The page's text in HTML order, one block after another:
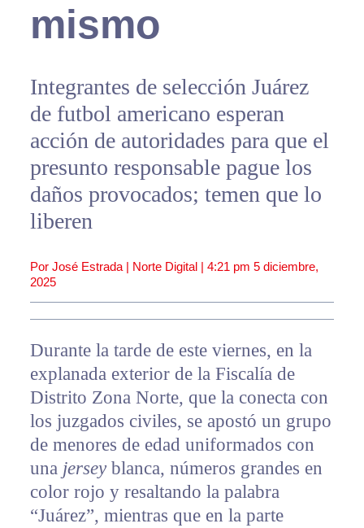
mismo
Integrantes de selección Juárez
de futbol americano esperan
acción de autoridades para que el
presunto responsable pague los
daños provocados; temen que lo
liberen
Por José Estrada | Norte Digital | 4:21 pm 5 diciembre,
2025
Durante la tarde de este viernes, en la
explanada exterior de la Fiscalía de
Distrito Zona Norte, que la conecta con
los juzgados civiles, se apostó un grupo
de menores de edad uniformados con
una jerseyblanca, números grandes en
color rojo y resaltando la palabra
“Juárez”, mientras que en la parte